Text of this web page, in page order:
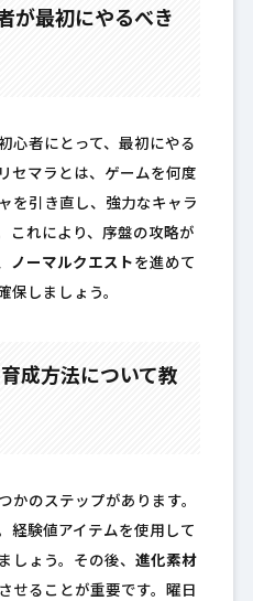
が最初にやるべき
心者にとって、最初にやる
セマラとは、ゲームを何度
を引き直し、強力なキャラ
これにより、序盤の攻略が
ノーマルクエスト を進めて
保しましょう。
成方法について教
かのステップがあります。
経験値アイテムを使用して
しょう。その後、 進化素材
せることが重要です。曜日